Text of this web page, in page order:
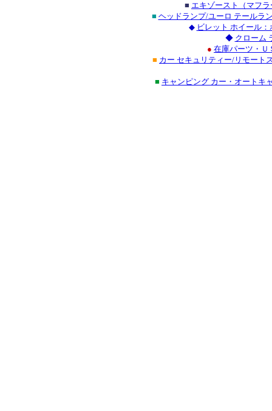
■ エキゾースト（マフ
■ ヘッドランプ/ユーロ テールラ
◆ ビレット ホイール
◆ クローム
● 在庫パーツ・Ｕ
■ カー セキュリティー/リモート
■ キャンピング カー・オートキ